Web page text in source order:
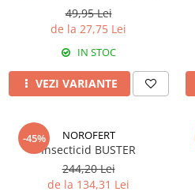
Tratament semințe
Fertilizanți foliari
Erbicide
CICOARE
Insecticide
Biostimulatori
Fertilizanți foliari
Adjuvanți
SEMINȚOASE
Acaricide
Biostimulatori
Fertilizanți foliari
Adjuvanți
49,95 Lei
de la 27,75 Lei
IN STOC
VEZI VARIANTE
-45% NOROFERT
Insecticid BUSTER
244,20 Lei
de la 134,31 Lei